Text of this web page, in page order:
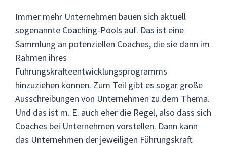
Immer mehr Unternehmen bauen sich aktuell
sogenannte Coaching-Pools auf. Das ist eine
Sammlung an potenziellen Coaches, die sie dann im
Rahmen ihres
Führungskräfteentwicklungsprogramms
hinzuziehen können. Zum Teil gibt es sogar große
Ausschreibungen von Unternehmen zu dem Thema.
Und das ist m. E. auch eher die Regel, also dass sich
Coaches bei Unternehmen vorstellen. Dann kann
das Unternehmen der jeweiligen Führungskraft